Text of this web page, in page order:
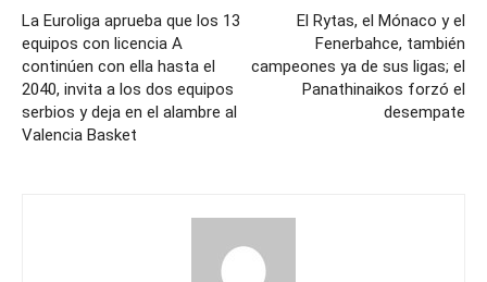
La Euroliga aprueba que los 13
equipos con licencia A
continúen con ella hasta el
2040, invita a los dos equipos
serbios y deja en el alambre al
Valencia Basket
El Rytas, el Mónaco y el
Fenerbahce, también
campeones ya de sus ligas; el
Panathinaikos forzó el
desempate